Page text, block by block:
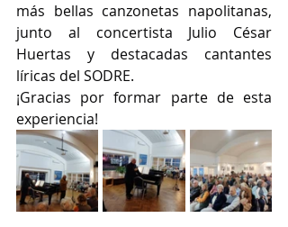
más bellas canzonetas napolitanas,
junto al concertista Julio César
Huertas y destacadas cantantes
líricas del SODRE.
¡Gracias por formar parte de esta
experiencia!